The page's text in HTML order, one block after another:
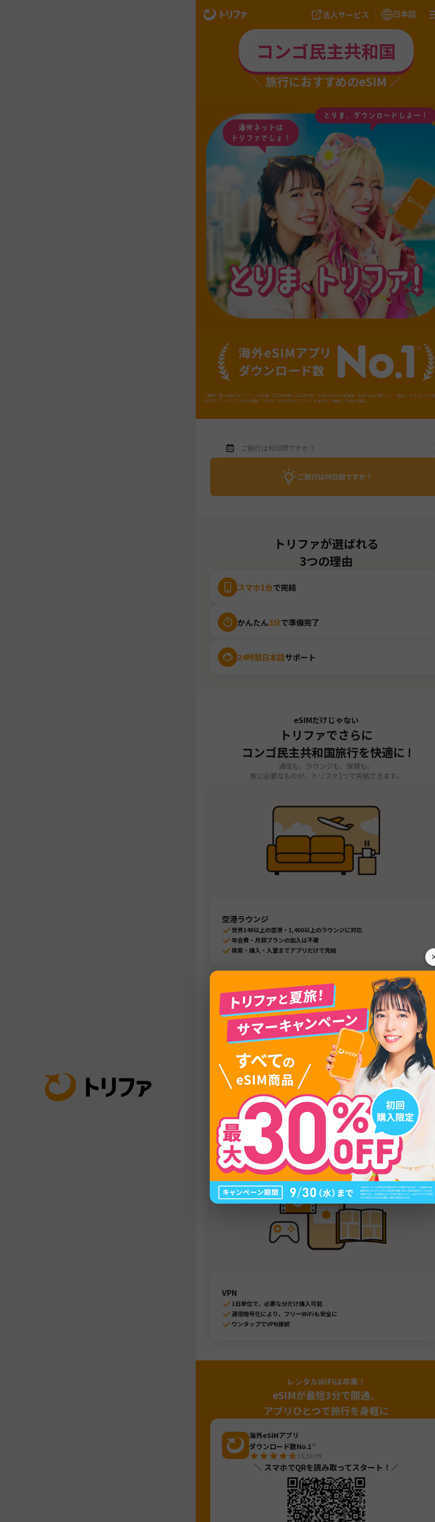
法人サービス 日本語
コンゴ民主共和国
旅行におすすめのeSIM
※国内「旅行用eSIMアプリ」のDL数（2025年4月～2026年3月・iOS&Android合算値・AppTweak調べ）。「旅行」カテゴリから
eSIMアプリ（アプリ名か説明に「eSIM」が含まれるアプリ）を当社にて抽出しDL数を算出。
ご旅行は何日間ですか？
トリファが選ばれる
3つの理由
スマホ1台で完結
かんたん3分で準備完了
24時間日本語サポート
eSIMだけじゃない
トリファでさらに
コンゴ民主共和国旅行を快適に !
通信も、ラウンジも、保険も。
旅に必要なものが、トリファ1つで完結できます。
空港ラウンジ
世界140以上の空港・1,400以上のラウンジに対応
年会費・月額プランの加入は不要
検索・購入・入室までアプリだけで完結
海外旅行保険
病気、けが、盗難などのケースに対応
トラブル時の対応や保険金の申請までアプリでまるっとサポート
日本語で24時間365日、LINEで対応可能
VPN
1日単位で、必要な分だけ購入可能
通信暗号化により、フリーWiFiも安全に
ワンタップでVPN接続
レンタルWiFiは卒業！
eSIMが最短3分で開通、
アプリひとつで旅行を身軽に
海外eSIMアプリ
ダウンロード数No.1※
15,507件
＼ スマホでQRを読み取ってスタート！／